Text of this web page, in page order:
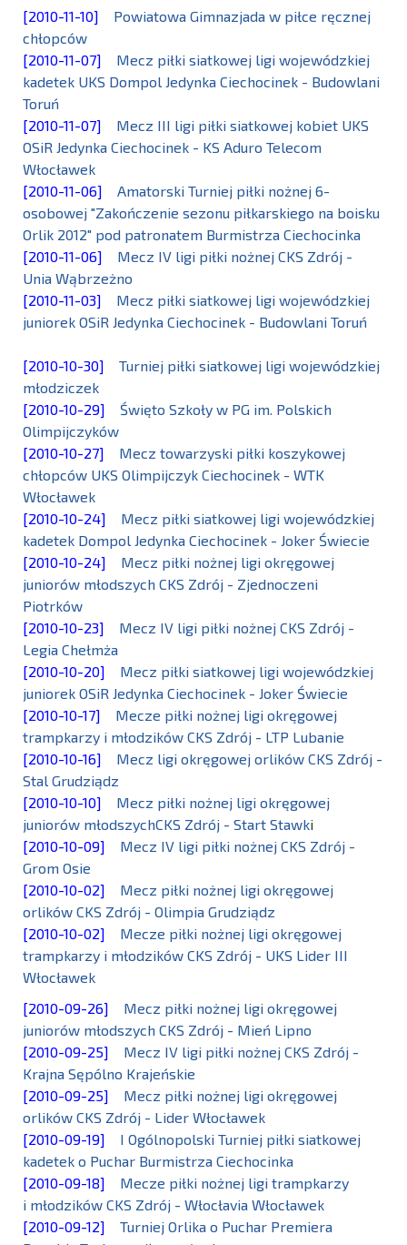
[2010-11-10] Powiatowa Gimnazjada w piłce ręcznej
chłopców
[2010-11-07] Mecz piłki siatkowej ligi wojewódzkiej
kadetek UKS Dompol Jedynka Ciechocinek - Budowlani
Toruń
[2010-11-07] Mecz III ligi piłki siatkowej kobiet UKS
OSiR Jedynka Ciechocinek - KS Aduro Telecom
Włocławek
[2010-11-06] Amatorski Turniej piłki nożnej 6-
osobowej "Zakończenie sezonu piłkarskiego na boisku
Orlik 2012" pod patronatem Burmistrza Ciechocinka
[2010-11-06] Mecz IV ligi piłki nożnej CKS Zdrój -
Unia Wąbrzeżno
[2010-11-03] Mecz piłki siatkowej ligi wojewódzkiej
juniorek OSiR Jedynka Ciechocinek - Budowlani Toruń
[2010-10-30] Turniej piłki siatkowej ligi wojewódzkiej
młodziczek
[2010-10-29] Święto Szkoły w PG im. Polskich
Olimpijczyków
[2010-10-27] Mecz towarzyski piłki koszykowej
chłopców UKS Olimpijczyk Ciechocinek - WTK
Włocławek
[2010-10-24] Mecz piłki siatkowej ligi wojewódzkiej
kadetek Dompol Jedynka Ciechocinek - Joker Świecie
[2010-10-24] Mecz piłki nożnej ligi okręgowej
juniorów młodszych CKS Zdrój - Zjednoczeni
Piotrków
[2010-10-23] Mecz IV ligi piłki nożnej CKS Zdrój -
Legia Chełmża
[2010-10-20]
Mecz piłki siatkowej ligi wojewódzkiej
juniorek OSiR Jedynka Ciechocinek - Joker Świecie
[2010-10-17] Mecze piłki nożnej ligi okręgowej
trampkarzy i młodzików CKS Zdrój - LTP Lubanie
[2010-10-16] Mecz ligi okręgowej orlików CKS Zdrój -
Stal Grudziądz
[2010-10-10]
Mecz piłki nożnej ligi okręgowej
juniorów młodszychCKS Zdrój - Start Stawki
[2010-10-09] Mecz IV ligi piłki nożnej CKS Zdrój -
Grom Osie
[2010-10-02]
Mecz piłki nożnej ligi okręgowej
orlików CKS Zdrój - Olimpia Grudziądz
[2010-10-02]
Mecze piłki nożnej ligi okręgowej
trampkarzy i młodzików CKS Zdrój - UKS Lider III
Włocławek
[2010-09-26]
Mecz piłki nożnej ligi okręgowej
juniorów młodszych CKS Zdrój - Mień Lipno
[2010-09-25] Mecz IV ligi piłki nożnej CKS Zdrój -
Krajna Sępólno Krajeńskie
[2010-09-25] Mecz piłki nożnej ligi okręgowej
orlików CKS Zdrój - Lider Włocławek
[2010-09-19] I Ogólnopolski Turniej piłki siatkowej
kadetek o Puchar Burmistrza Ciechocinka
[2010-09-18] Mecze piłki nożnej ligi trampkarzy
i młodzików CKS Zdrój - Włocłavia Włocławek
[2010-09-12] Turniej Orlika o Puchar Premiera